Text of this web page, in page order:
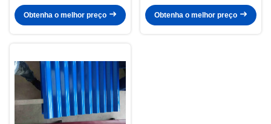
do telhado
Obtenha o melhor preço
telhado
Obtenha o melhor preço